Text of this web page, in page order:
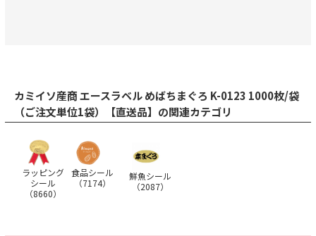
カミイソ産商 エースラベル めばちまぐろ K-0123 1000枚/袋
（ご注文単位1袋）【直送品】の関連カテゴリ
ラッピング
シール
（8660）
食品シール
（7174）
鮮魚シール
（2087）